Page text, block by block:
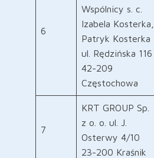
6
Wspólnicy s. c.
Izabela Kosterka,
Patryk Kosterka
ul. Rędzińska 116
42-209
Częstochowa
7
KRT GROUP Sp.
z o. o. ul. J.
Osterwy 4/10
23-200 Kraśnik